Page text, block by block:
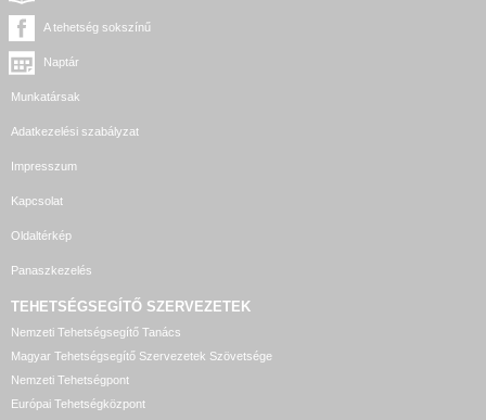
A tehetség sokszínű
Naptár
Munkatársak
Adatkezelési szabályzat
Impresszum
Kapcsolat
Oldaltérkép
Panaszkezelés
TEHETSÉGSEGÍTŐ SZERVEZETEK
Nemzeti Tehetségsegítő Tanács
Magyar Tehetségsegítő Szervezetek Szövetsége
Nemzeti Tehetségpont
Európai Tehetségközpont